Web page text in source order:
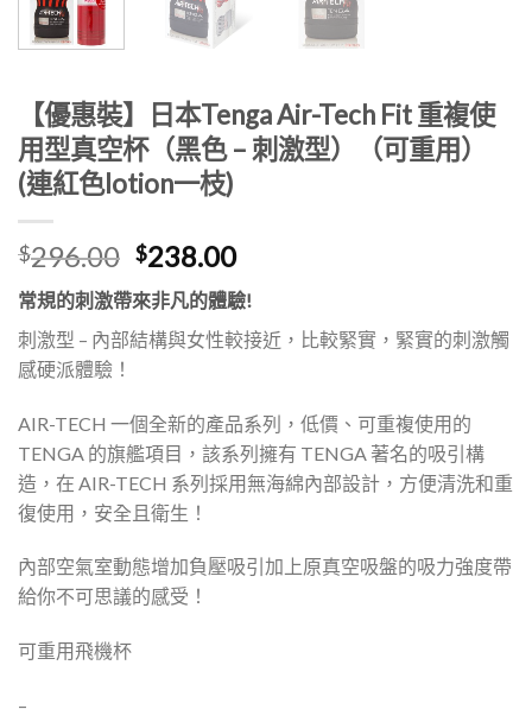
【優惠裝】日本Tenga Air-Tech Fit 重複使
用型真空杯（黑色 – 刺激型）（可重用）
(連紅色lotion一枝)
$296.00 原
始
價
格：
$238.00目
前
價
格：
常規的刺激帶來非凡的體驗!
刺激型 – 內部結構與女性較接近，比較緊實，緊實的刺激觸
感硬派體驗！
AIR-TECH 一個全新的產品系列，低價、可重複使用的
TENGA 的旗艦項目，該系列擁有 TENGA 著名的吸引構
造，在 AIR-TECH 系列採用無海綿內部設計，方便清洗和重
復使用，安全且衛生！
內部空氣室動態增加負壓吸引加上原真空吸盤的吸力強度帶
給你不可思議的感受！
可重用飛機杯
–